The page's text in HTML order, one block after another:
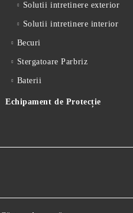
Solutii intretinere exterior
Solutii intretinere interior
Becuri
Stergatoare Parbriz
Baterii
Echipament de Protecție